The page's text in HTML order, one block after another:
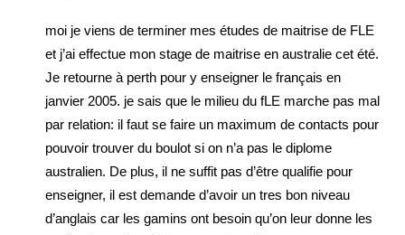
moi je viens de terminer mes études de maitrise de FLE
et j’ai effectue mon stage de maitrise en australie cet été.
Je retourne à perth pour y enseigner le français en
janvier 2005. je sais que le milieu du fLE marche pas mal
par relation: il faut se faire un maximum de contacts pour
pouvoir trouver du boulot si on n’a pas le diplome
australien. De plus, il ne suffit pas d’être qualifie pour
enseigner, il est demande d’avoir un tres bon niveau
d’anglais car les gamins ont besoin qu’on leur donne les